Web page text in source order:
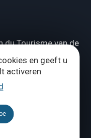
en geeft u
activeren
du Tourisme van de
70